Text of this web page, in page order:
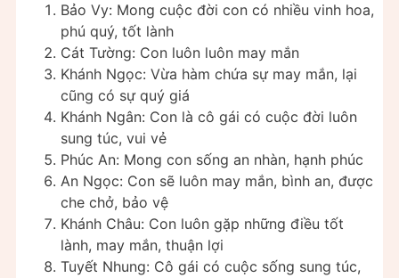
Bảo Vy: Mong cuộc đời con có nhiều vinh hoa,
phú quý, tốt lành
Cát Tường: Con luôn luôn may mắn
Khánh Ngọc: Vừa hàm chứa sự may mắn, lại
cũng có sự quý giá
Khánh Ngân: Con là cô gái có cuộc đời luôn
sung túc, vui vẻ
Phúc An: Mong con sống an nhàn, hạnh phúc
An Ngọc: Con sẽ luôn may mắn, bình an, được
che chở, bảo vệ
Khánh Châu: Con luôn gặp những điều tốt
lành, may mắn, thuận lợi
Tuyết Nhung: Cô gái có cuộc sống sung túc,